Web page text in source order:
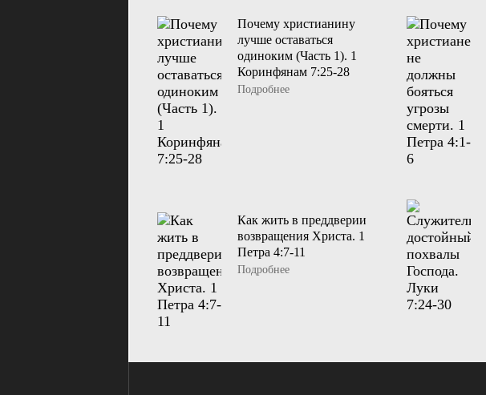
Почему христианину
лучше оставаться
одиноким (Часть 1). 1
Коринфянам 7:25-28
Подробнее
Как жить в преддверии
возвращения Христа. 1
Петра 4:7-11
Подробнее